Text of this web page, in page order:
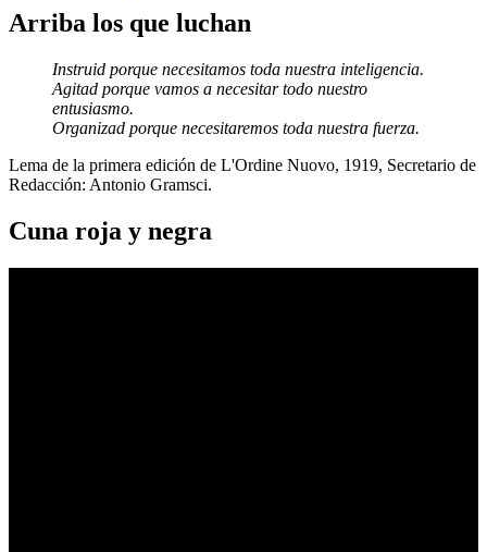
Arriba los que luchan
Instruid porque necesitamos toda nuestra inteligencia.
Agitad porque vamos a necesitar todo nuestro
entusiasmo.
Organizad porque necesitaremos toda nuestra fuerza.
Lema de la primera edición de L'Ordine Nuovo, 1919, Secretario de
Redacción: Antonio Gramsci.
Cuna roja y negra